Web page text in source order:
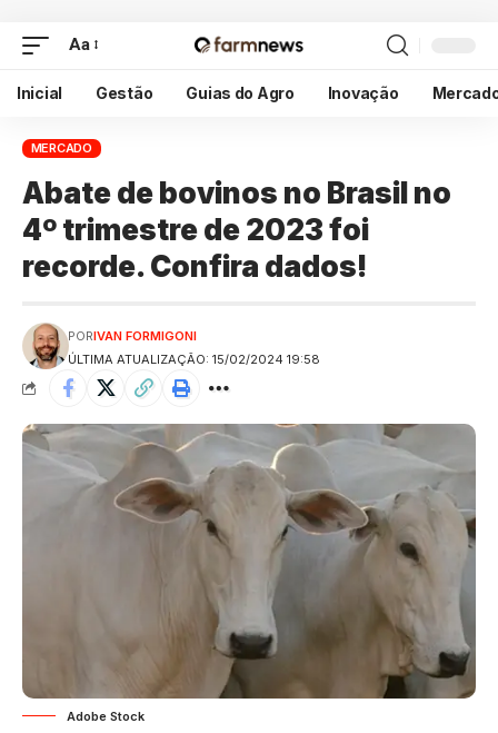
Aa
Inicial Gestão Guias do Agro Inovação
MERCADO
Abate de bovinos no Brasil no
4º trimestre de 2023 foi
recorde. Confira dados!
ÚLTIMA ATUALIZAÇÃO: 15/02/2024 19:58
PORIVAN FORMIGONI
Adobe Stock